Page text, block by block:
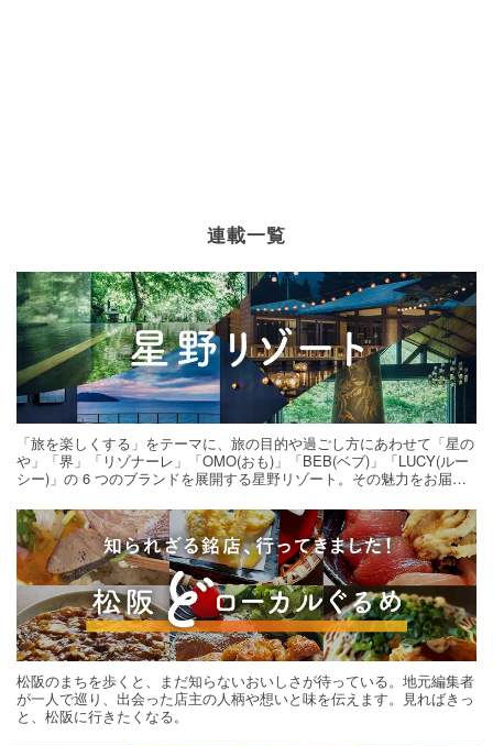
連載一覧
「旅を楽しくする」をテーマに、旅の目的や過ごし方にあわせて「星の
や」「界」「リゾナーレ」「OMO(おも)」「BEB(ベブ)」「LUCY(ルー
シー)」の 6 つのブランドを展開する星野リゾート。その魅力をお届け
松阪のまちを歩くと、まだ知らないおいしさが待っている。地元編集者
が一人で巡り、出会った店主の人柄や想いと味を伝えます。見ればきっ
と、松阪に行きたくなる。